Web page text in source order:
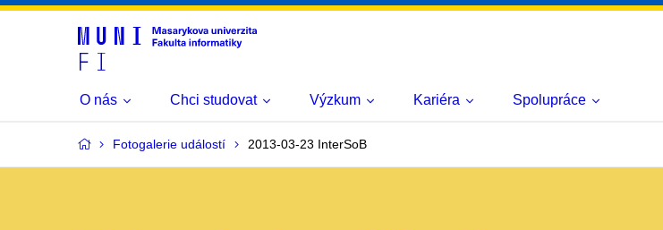
O nás Chci studovat Výzkum Kariéra Spolupráce
Fotogalerie událostí 2013-03-23 InterSoB